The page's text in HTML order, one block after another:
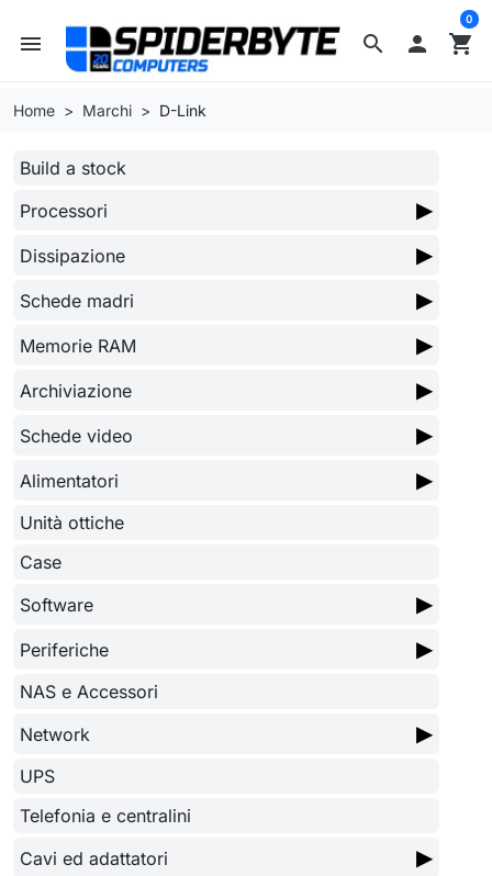
search
menu  shopping_cart
0
Home Marchi D-Link
Build a stock
Processori
▶
Dissipazione ▶
Schede madri ▶
Memorie RAM ▶
Archiviazione ▶
Schede video ▶
Alimentatori ▶
Unità ottiche
Case
Software
▶
Periferiche ▶
NAS e Accessori
Network
▶
UPS
Telefonia e centralini
Cavi ed adattatori
▶